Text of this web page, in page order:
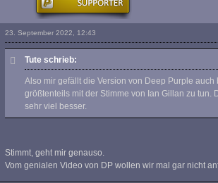
23. September 2022, 12:43
Tute schrieb:
Also mir gefällt die Version von Deep Purple auch
größtenteils mit der Stimme von Ian Gillan zu tun.
sehr viel besser.
Stimmt, geht mir genauso.
Vom genialen Video von DP wollen wir mal gar nicht